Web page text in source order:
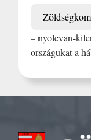
– nyolcvan-
országukat a